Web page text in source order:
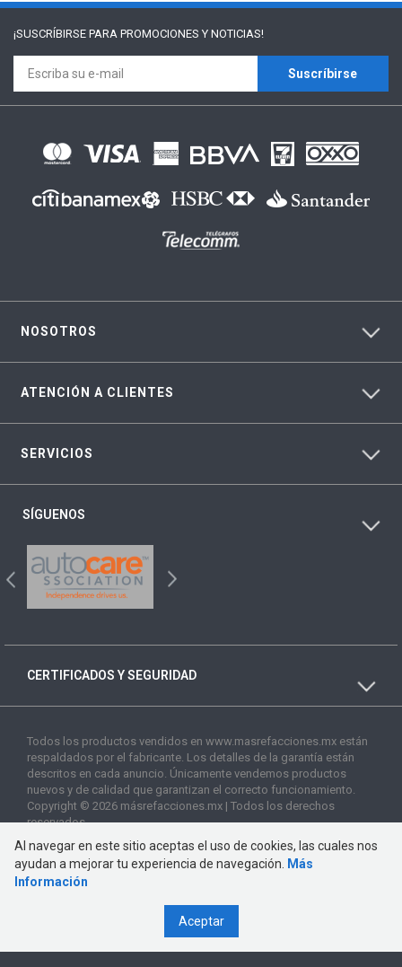
¡SUSCRÍBIRSE PARA PROMOCIONES Y NOTICIAS!
Suscríbirse
NOSOTROS
ATENCIÓN A CLIENTES
SERVICIOS
SÍGUENOS
CERTIFICADOS Y SEGURIDAD
Todos los productos vendidos en www.masrefacciones.mx están
respaldados por el fabricante. Los detalles de la garantía están
descritos en cada anuncio. Únicamente vendemos productos
nuevos y de calidad que garantizan el correcto funcionamiento.
Copyright © 2026 másrefacciones.mx | Todos los derechos
reservados
Al navegar en este sitio aceptas el uso de cookies, las cuales nos
ayudan a mejorar tu experiencia de navegación.
Más
Información
Aceptar